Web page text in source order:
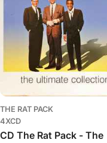
THE RAT PACK
4XCD
CD The Rat Pack - The